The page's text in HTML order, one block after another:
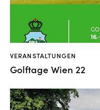
VERANSTALTUNGEN
Golftage Wien 22